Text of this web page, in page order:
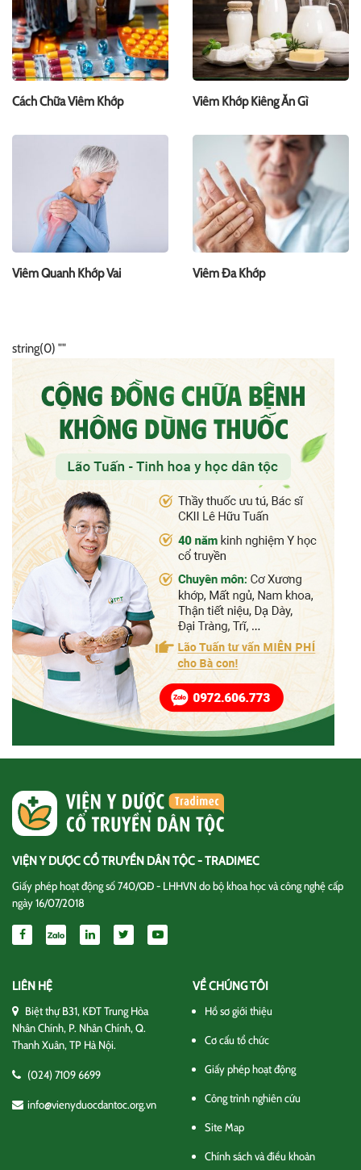
Cách Chữa Viêm Khớp Viêm Khớp Kiêng Ăn Gì
Viêm Quanh Khớp Vai Viêm Đa Khớp
string(0) ""
VIỆN Y DƯỢC CỔ TRUYỀN DÂN TỘC - TRADIMEC
Giấy phép hoạt động số 740/QĐ - LHHVN do bộ khoa học và công nghệ cấp
ngày 16/07/2018
LIÊN HỆ
Biệt thự B31, KĐT Trung Hòa
Nhân Chính, P. Nhân Chính, Q.
Thanh Xuân, TP Hà Nội.
(024) 7109 6699
info@vienyduocdantoc.org.vn
VỀ CHÚNG TÔI
Hồ sơ giới thiệu
Cơ cấu tổ chức
Giấy phép hoạt động
Công trình nghiên cứu
Site Map
Chính sách và điều khoản